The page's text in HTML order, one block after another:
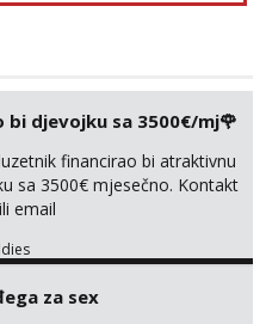
bi djevojku sa 3500€/mj🌹
financirao bi atraktivnu
sa 3500€ mjesečno. Kontakt
email
za sex